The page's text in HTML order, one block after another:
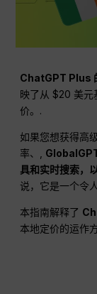
ChatGPT Plus
映了从 $20 美元
价。.
如果您想获得高
率、,
具和实时搜索，
说，它是一个令
本指南解释了
本地定价的运作